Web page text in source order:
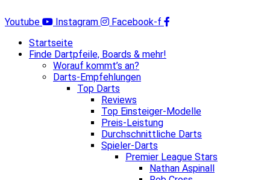
Inhalt
Youtube Instagram
Facebook-f
Startseite
Finde Dartpfeile, Boards & mehr!
Worauf kommt’s an?
Darts-Empfehlungen
Top Darts
Reviews
Top Einsteiger-Modelle
Preis-Leistung
Durchschnittliche Darts
Spieler-Darts
Premier League Stars
Nathan Aspinall